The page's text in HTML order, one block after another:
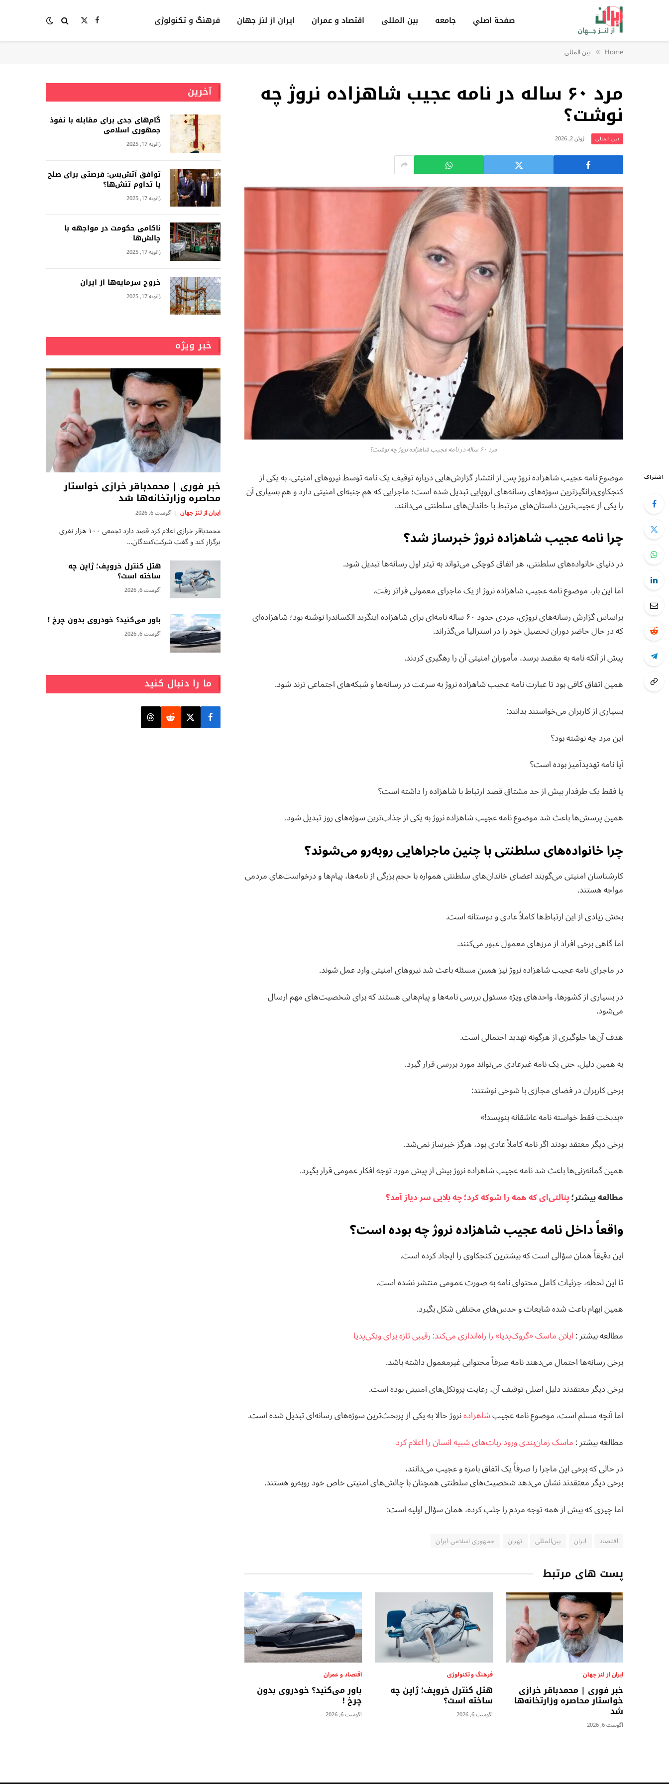
صفحة اصلي جامعه بين المللى اقتصاد و عمران ایران از لنز جهان فرهنگ و تکنولوژی Facebook
X
Home
» بين المللى
مرد ۶۰ ساله در نامه عجیب شاهزاده نروژ چه
نوشت؟
بين المللى ژوئن 2, 2026
مرد ۶۰ ساله در نامه عجیب شاهزاده نروژ چه نوشت؟
اشتراک
موضوع نامه عجیب شاهزاده نروژ پس از انتشار گزارش‌هایی درباره توقیف یک نامه توسط نیروهای امنیتی، به یکی از
کنجکاوی‌برانگیزترین سوژه‌های رسانه‌های اروپایی تبدیل شده است؛ ماجرایی که هم جنبه‌ای امنیتی دارد و هم بسیاری آن
را یکی از عجیب‌ترین داستان‌های مرتبط با خاندان‌های سلطنتی می‌دانند.
چرا نامه عجیب شاهزاده نروژ خبرساز شد؟
در دنیای خانواده‌های سلطنتی، هر اتفاق کوچکی می‌تواند به تیتر اول رسانه‌ها تبدیل شود.
اما این بار، موضوع نامه عجیب شاهزاده نروژ از یک ماجرای معمولی فراتر رفت.
براساس گزارش رسانه‌های نروژی، مردی حدود ۶۰ ساله نامه‌ای برای شاهزاده اینگرید الکساندرا نوشته بود؛ شاهزاده‌ای
که در حال حاضر دوران تحصیل خود را در استرالیا می‌گذراند.
پیش از آنکه نامه به مقصد برسد، مأموران امنیتی آن را رهگیری کردند.
همین اتفاق کافی بود تا عبارت نامه عجیب شاهزاده نروژ به سرعت در رسانه‌ها و شبکه‌های اجتماعی ترند شود.
بسیاری از کاربران می‌خواستند بدانند:
این مرد چه نوشته بود؟
آیا نامه تهدیدآمیز بوده است؟
یا فقط یک طرفدار بیش از حد مشتاق قصد ارتباط با شاهزاده را داشته است؟
همین پرسش‌ها باعث شد موضوع نامه عجیب شاهزاده نروژ به یکی از جذاب‌ترین سوژه‌های روز تبدیل شود.
چرا خانواده‌های سلطنتی با چنین ماجراهایی روبه‌رو می‌شوند؟
کارشناسان امنیتی می‌گویند اعضای خاندان‌های سلطنتی همواره با حجم بزرگی از نامه‌ها، پیام‌ها و درخواست‌های مردمی
مواجه هستند.
بخش زیادی از این ارتباط‌ها کاملاً عادی و دوستانه است.
اما گاهی برخی افراد از مرزهای معمول عبور می‌کنند.
در ماجرای نامه عجیب شاهزاده نروژ نیز همین مسئله باعث شد نیروهای امنیتی وارد عمل شوند.
در بسیاری از کشورها، واحدهای ویژه مسئول بررسی نامه‌ها و پیام‌هایی هستند که برای شخصیت‌های مهم ارسال
می‌شود.
هدف آن‌ها جلوگیری از هرگونه تهدید احتمالی است.
به همین دلیل، حتی یک نامه غیرعادی می‌تواند مورد بررسی قرار گیرد.
برخی کاربران در فضای مجازی با شوخی نوشتند:
«بدبخت فقط خواسته نامه عاشقانه بنویسد!»
برخی دیگر معتقد بودند اگر نامه کاملاً عادی بود، هرگز خبرساز نمی‌شد.
همین گمانه‌زنی‌ها باعث شد نامه عجیب شاهزاده نروژ بیش از پیش مورد توجه افکار عمومی قرار بگیرد.
مطالعه بيشتر؛پنالتی‌ای که همه را شوکه کرد؛ چه بلایی سر دیاز آمد؟
واقعاً داخل نامه عجیب شاهزاده نروژ چه بوده است؟
این دقیقاً همان سؤالی است که بیشترین کنجکاوی را ایجاد کرده است.
تا این لحظه، جزئیات کامل محتوای نامه به صورت عمومی منتشر نشده است.
همین ابهام باعث شده شایعات و حدس‌های مختلفی شکل بگیرد.
مطالعه بيشتر :ایلان ماسک «گروک‌پدیا» را راه‌اندازی می‌کند: رقیبی تازه برای ویکی‌پدیا
برخی رسانه‌ها احتمال می‌دهند نامه صرفاً محتوایی غیرمعمول داشته باشد.
برخی دیگر معتقدند دلیل اصلی توقیف آن، رعایت پروتکل‌های امنیتی بوده است.
اما آنچه مسلم است، موضوع نامه عجیبشاهزادهنروژ حالا به یکی از پربحث‌ترین سوژه‌های رسانه‌ای تبدیل شده است.
مطالعه بيشتر :ماسک زمان‌بندی ورود ربات‌های شبیه انسان را اعلام کرد
در حالی که برخی این ماجرا را صرفاً یک اتفاق بامزه و عجیب می‌دانند،
برخی دیگر معتقدند نشان می‌دهد شخصیت‌های سلطنتی همچنان با چالش‌های امنیتی خاص خود روبه‌رو هستند.
اما چیزی که بیش از همه توجه مردم را جلب کرده، همان سؤال اولیه است:
اقتصاد ایران بین‌المللی تهران جمهوری اسلامی ایران
پست های مرتبط
ایران از لنز جهان
خبر فوری | محمدباقر خرازی
خواستار محاصره وزارتخانه‌ها
شد
آگوست 6, 2026
فرهنگ و تکنولوژی
هتل کنترل خروپف؛ ژاپن چه
ساخته است؟
آگوست 6, 2026
اقتصاد و عمران
باور می‌کنید؟ خودروی بدون
چرخ !
آگوست 6, 2026
آخرین
گام‌های جدی برای مقابله با نفوذ
جمهوری اسلامى
ژانویه 17, 2025
توافق آتش‌بس: فرصتی برای صلح
یا تداوم تنش‌ها؟
ژانویه 17, 2025
ناکامی حکومت در مواجهه با
چالش‌ها
ژانویه 17, 2025
خروج سرمایه‌ها از ایران
ژانویه 17, 2025
خبر ویژه
خبر فوری | محمدباقر خرازی خواستار
محاصره وزارتخانه‌ها شد
ایران از لنز جهان آگوست 6, 2026
محمدباقر خرازی اعلام کرد قصد دارد تجمعی ۱۰۰ هزار نفری
برگزار کند و گفت شرکت‌کنندگان…
هتل کنترل خروپف؛ ژاپن چه
ساخته است؟
آگوست 6, 2026
باور می‌کنید؟ خودروی بدون چرخ !
آگوست 6, 2026
ما را دنبال کنید